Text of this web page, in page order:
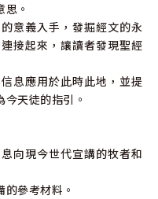
。
意義入手，發掘經文的永
接起來，讓讀者發現聖經
息應用於此時此地，並提
天徒的指引。
向現今世代宣講的牧者和
參考材料。